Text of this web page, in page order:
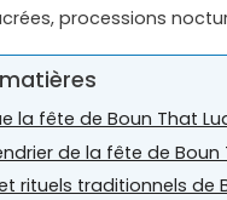
processions
la fête de Boun That
de la fête de Boun
rituels traditionnels de